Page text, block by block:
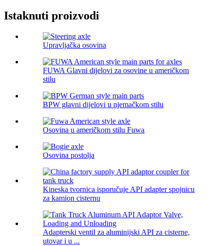
Istaknuti proizvodi
Upravljačka osovina
FUWA Glavni dijelovi za osovine u američkom
stilu
BPW glavni dijelovi u njemačkom stilu
Osovina u američkom stilu Fuwa
Osovina postolja
Kineska tvornica isporučuje API adapter spojnicu
za kamion cisternu
Adapterski ventil za aluminijski API za cisterne,
utovar i u ...